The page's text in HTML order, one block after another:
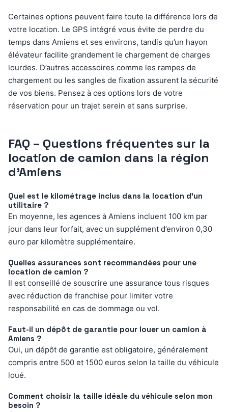
Certaines options peuvent faire toute la différence lors de
votre location. Le GPS intégré vous évite de perdre du
temps dans Amiens et ses environs, tandis qu’un hayon
élévateur facilite grandement le chargement de charges
lourdes. D’autres accessoires comme les rampes de
chargement ou les sangles de fixation assurent la sécurité
de vos biens. Pensez à ces options lors de votre
réservation pour un trajet serein et sans surprise.
FAQ – Questions fréquentes sur la
location de camion dans la région
d’Amiens
Quel est le kilométrage inclus dans la location d’un
utilitaire ?
En moyenne, les agences à Amiens incluent 100 km par
jour dans leur forfait, avec un supplément d’environ 0,30
euro par kilomètre supplémentaire.
Quelles assurances sont recommandées pour une
location de camion ?
Il est conseillé de souscrire une assurance tous risques
avec réduction de franchise pour limiter votre
responsabilité en cas de dommage ou vol.
Faut-il un dépôt de garantie pour louer un camion à
Amiens ?
Oui, un dépôt de garantie est obligatoire, généralement
compris entre 500 et 1500 euros selon la taille du véhicule
loué.
Comment choisir la taille idéale du véhicule selon mon
besoin ?